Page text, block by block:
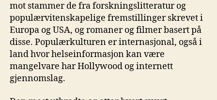
mot stammer de fra forskningslitteratur og
populærvitenskapelige fremstillinger skrevet i
Europa og USA, og romaner og filmer basert på
disse. Populærkulturen er internasjonal, også i
land hvor helseinformasjon kan være
mangelvare har Hollywood og internett
gjennomslag.